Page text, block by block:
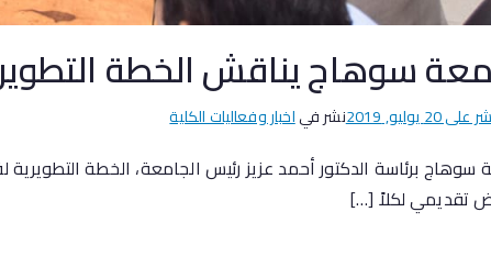
سوهاج يناقش الخطة
على20 يوليو, 2019 نشر فياخبار وفعاليات الكلية
تقديمي لكلاً […]